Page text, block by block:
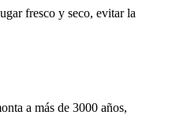
fresco y seco, evitar la
a más de 3000 años,